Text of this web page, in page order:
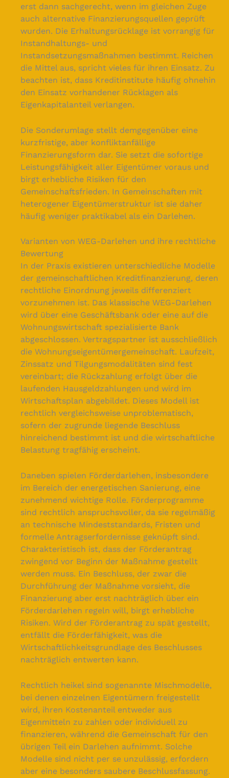
erst dann sachgerecht, wenn im gleichen Zuge
auch alternative Finanzierungsquellen geprüft
wurden. Die Erhaltungsrücklage ist vorrangig für
Instandhaltungs- und
Instandsetzungsmaßnahmen bestimmt. Reichen
die Mittel aus, spricht vieles für ihren Einsatz. Zu
beachten ist, dass Kreditinstitute häufig ohnehin
den Einsatz vorhandener Rücklagen als
Eigenkapitalanteil verlangen.
Die Sonderumlage stellt demgegenüber eine
kurzfristige, aber konfliktanfällige
Finanzierungsform dar. Sie setzt die sofortige
Leistungsfähigkeit aller Eigentümer voraus und
birgt erhebliche Risiken für den
Gemeinschaftsfrieden. In Gemeinschaften mit
heterogener Eigentümerstruktur ist sie daher
häufig weniger praktikabel als ein Darlehen.
Varianten von WEG-Darlehen und ihre rechtliche
Bewertung
In der Praxis existieren unterschiedliche Modelle
der gemeinschaftlichen Kreditfinanzierung, deren
rechtliche Einordnung jeweils differenziert
vorzunehmen ist. Das klassische WEG-Darlehen
wird über eine Geschäftsbank oder eine auf die
Wohnungswirtschaft spezialisierte Bank
abgeschlossen. Vertragspartner ist ausschließlich
die Wohnungseigentümergemeinschaft. Laufzeit,
Zinssatz und Tilgungsmodalitäten sind fest
vereinbart; die Rückzahlung erfolgt über die
laufenden Hausgeldzahlungen und wird im
Wirtschaftsplan abgebildet. Dieses Modell ist
rechtlich vergleichsweise unproblematisch,
sofern der zugrunde liegende Beschluss
hinreichend bestimmt ist und die wirtschaftliche
Belastung tragfähig erscheint.
Daneben spielen Förderdarlehen, insbesondere
im Bereich der energetischen Sanierung, eine
zunehmend wichtige Rolle. Förderprogramme
sind rechtlich anspruchsvoller, da sie regelmäßig
an technische Mindeststandards, Fristen und
formelle Antragserfordernisse geknüpft sind.
Charakteristisch ist, dass der Förderantrag
zwingend vor Beginn der Maßnahme gestellt
werden muss. Ein Beschluss, der zwar die
Durchführung der Maßnahme vorsieht, die
Finanzierung aber erst nachträglich über ein
Förderdarlehen regeln will, birgt erhebliche
Risiken. Wird der Förderantrag zu spät gestellt,
entfällt die Förderfähigkeit, was die
Wirtschaftlichkeitsgrundlage des Beschlusses
nachträglich entwerten kann.
Rechtlich heikel sind sogenannte Mischmodelle,
bei denen einzelnen Eigentümern freigestellt
wird, ihren Kostenanteil entweder aus
Eigenmitteln zu zahlen oder individuell zu
finanzieren, während die Gemeinschaft für den
übrigen Teil ein Darlehen aufnimmt. Solche
Modelle sind nicht per se unzulässig, erfordern
aber eine besonders saubere Beschlussfassung.